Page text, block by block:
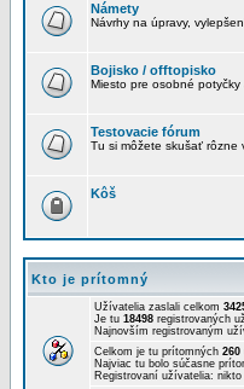
Námety
Návrhy na úpravy,
Bojisko / offtopisko
Miesto pre osobné potyčky
Testovacie fórum
Tu si môžete skušať rôzne
Kôš
Kto je prítomný
Užívatelia zaslali celkom
Je tu 18498 registrovaných
Najnovším registrovaným
Celkom je tu prítomných 260
Najviac tu bolo súčasne
Registrovaní užívatelia: